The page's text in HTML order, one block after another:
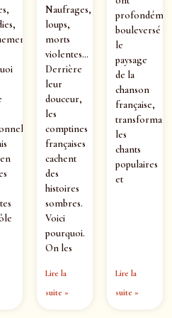
Naufrages,
loups,
morts
violentes…
Derrière
leur
douceur,
les
comptines
françaises
cachent
des
histoires
sombres.
Voici
pourquoi.
On les
Lire la
suite »
profondément
bouleversé
le
paysage
de la
chanson
française,
transformant
les
chants
populaires
et
Lire la
suite »